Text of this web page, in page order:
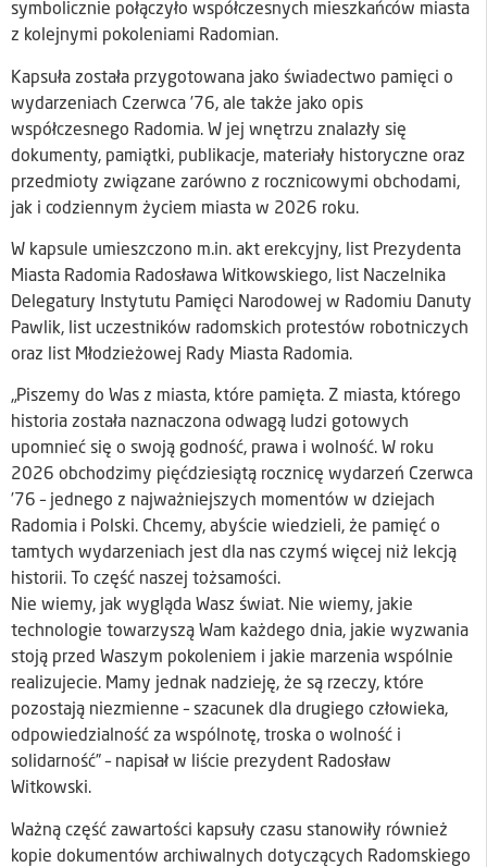
symbolicznie połączyło współczesnych mieszkańców miasta
z kolejnymi pokoleniami Radomian.
Kapsuła została przygotowana jako świadectwo pamięci o
wydarzeniach Czerwca ’76, ale także jako opis
współczesnego Radomia. W jej wnętrzu znalazły się
dokumenty, pamiątki, publikacje, materiały historyczne oraz
przedmioty związane zarówno z rocznicowymi obchodami,
jak i codziennym życiem miasta w 2026 roku.
W kapsule umieszczono m.in. akt erekcyjny, list Prezydenta
Miasta Radomia Radosława Witkowskiego, list Naczelnika
Delegatury Instytutu Pamięci Narodowej w Radomiu Danuty
Pawlik, list uczestników radomskich protestów robotniczych
oraz list Młodzieżowej Rady Miasta Radomia.
„Piszemy do Was z miasta, które pamięta. Z miasta, którego
historia została naznaczona odwagą ludzi gotowych
upomnieć się o swoją godność, prawa i wolność. W roku
2026 obchodzimy pięćdziesiątą rocznicę wydarzeń Czerwca
’76 – jednego z najważniejszych momentów w dziejach
Radomia i Polski. Chcemy, abyście wiedzieli, że pamięć o
tamtych wydarzeniach jest dla nas czymś więcej niż lekcją
historii. To część naszej tożsamości.
Nie wiemy, jak wygląda Wasz świat. Nie wiemy, jakie
technologie towarzyszą Wam każdego dnia, jakie wyzwania
stoją przed Waszym pokoleniem i jakie marzenia wspólnie
realizujecie. Mamy jednak nadzieję, że są rzeczy, które
pozostają niezmienne – szacunek dla drugiego człowieka,
odpowiedzialność za wspólnotę, troska o wolność i
solidarność” – napisał w liście prezydent Radosław
Witkowski.
Ważną część zawartości kapsuły czasu stanowiły również
kopie dokumentów archiwalnych dotyczących Radomskiego